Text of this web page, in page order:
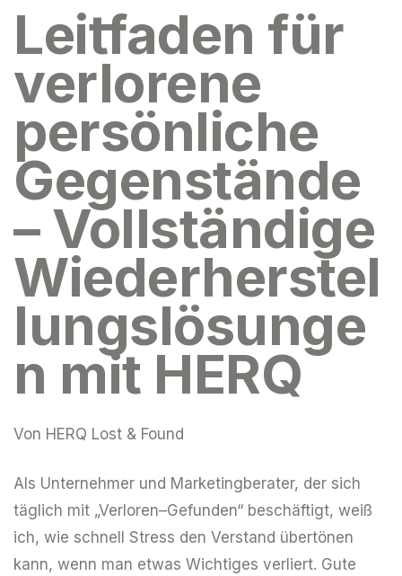
Leitfaden für
verlorene
persönliche
Gegenstände
– Vollständige
Wiederherstel
lungslösunge
n mit HERQ
Von HERQ Lost & Found
Als Unternehmer und Marketingberater, der sich
täglich mit „Verloren–Gefunden“ beschäftigt, weiß
ich, wie schnell Stress den Verstand übertönen
kann, wenn man etwas Wichtiges verliert. Gute